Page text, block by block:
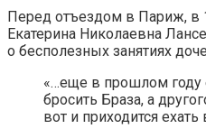
Перед отъездом в Париж, в
Екатерина Николаевна
о бесполезных занятиях
«…еще в прошлом году
бросить Браза, а
вот и приходится